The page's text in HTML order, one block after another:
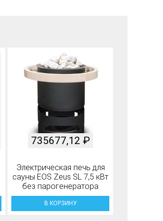
Электрическая печь для
сауны EOS Zeus SL 7,5 кВт
без парогенератора
735677,12 ₽
В КОРЗИНУ